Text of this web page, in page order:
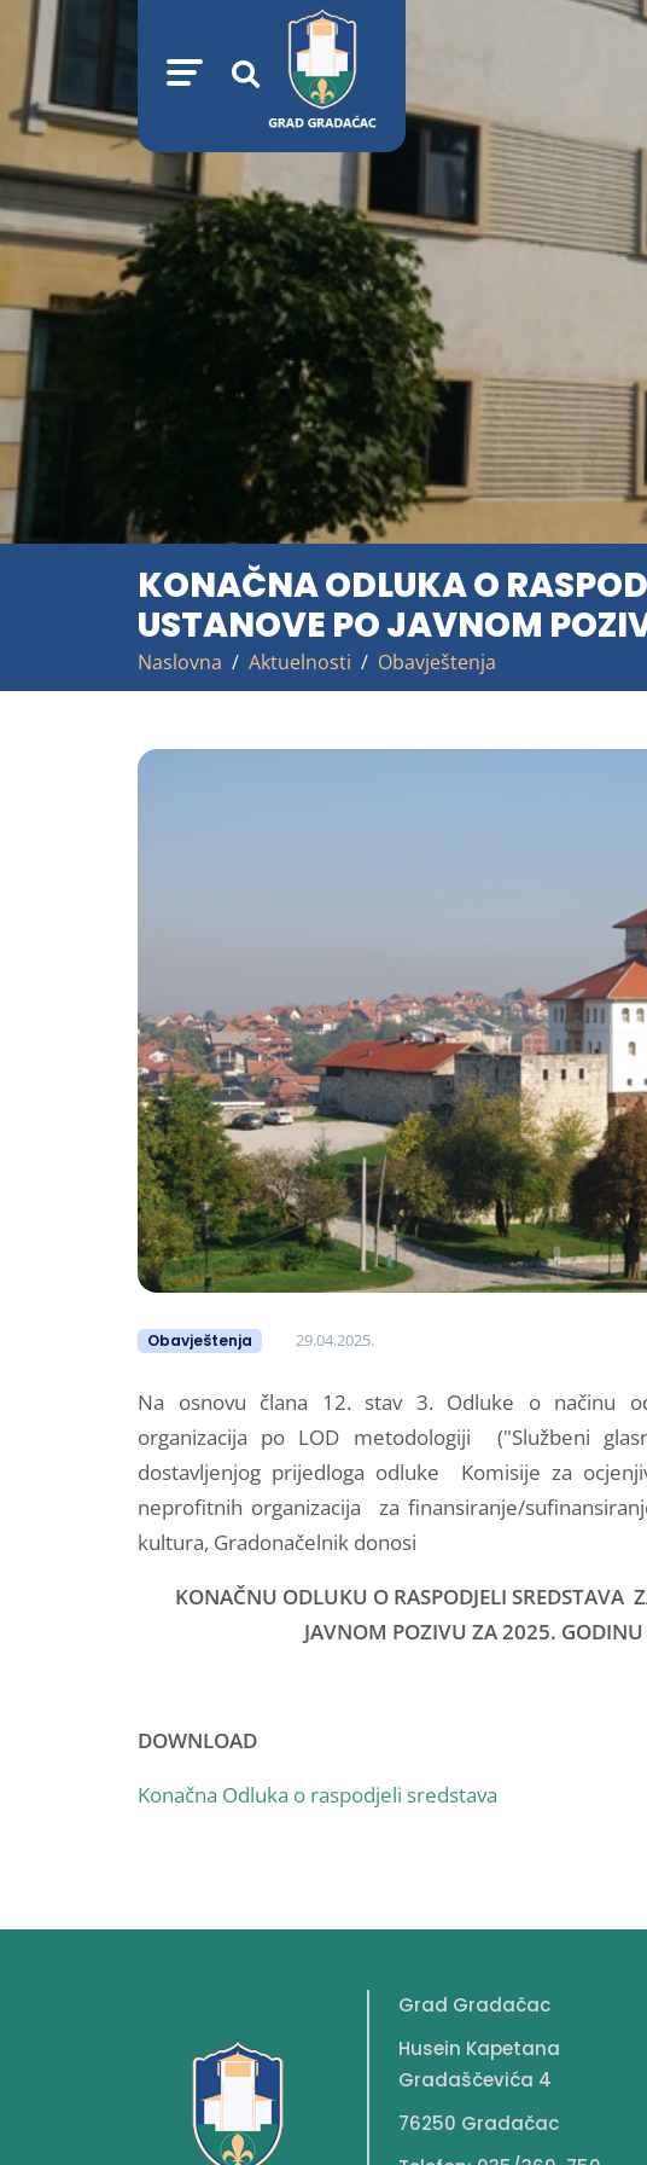
KONAČNA ODLUKA O
USTANOVE PO JAVNOM
Naslovna Aktuelnosti Obavještenja
Obavještenja 29.04.2025.
Na osnovu člana 12. stav 3. Odluke o načinu
organizacija po LOD metodologiji ("Službeni
dostavljenjog prijedloga odluke Komisije za
neprofitnih organizacija za finansiranje/
kultura, Gradonačelnik donosi
KONAČNU ODLUKU O RASPODJELI
JAVNOM POZIVU ZA 2025. GODINU
DOWNLOAD
Konačna Odluka o raspodjeli sredstava
Grad Gradačac
Husein Kapetana
Gradaščevića 4
76250 Gradačac